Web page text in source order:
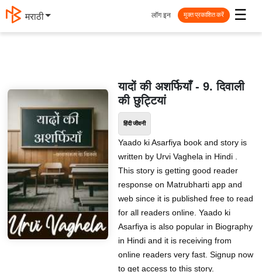
मराठी ☰
लॉग इन मुक्त प्रकाशित करें
यादों की अशर्फियाँ - 9. दिवाली
की छुट्टियां
हिंदी जीवनी
Yaado ki Asarfiya book and story is
written by Urvi Vaghela in Hindi .
This story is getting good reader
response on Matrubharti app and
web since it is published free to read
for all readers online. Yaado ki
Asarfiya is also popular in Biography
in Hindi and it is receiving from
online readers very fast. Signup now
to get access to this story.